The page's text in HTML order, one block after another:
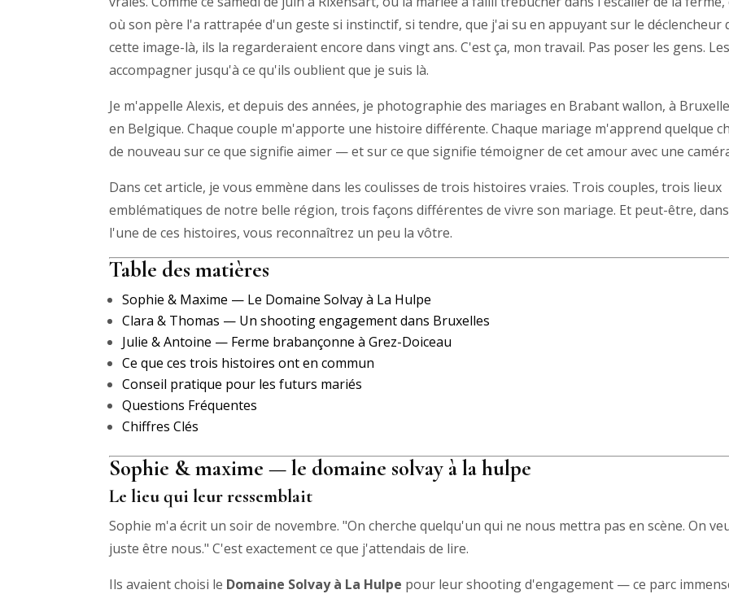
où son père l'a rattrapée d'un geste si instinctif, si tendre, que j'ai su en appuyant sur le déclencheur
cette image-là, ils la regarderaient encore dans vingt ans. C'est ça, mon travail. Pas poser les gens. Les
accompagner jusqu'à ce qu'ils oublient que je suis là.
Je m'appelle Alexis, et depuis des années, je photographie des mariages en Brabant wallon, à
en Belgique. Chaque couple m'apporte une histoire différente. Chaque mariage m'apprend quelque
de nouveau sur ce que signifie aimer — et sur ce que signifie témoigner de cet amour avec une
Dans cet article, je vous emmène dans les coulisses de trois histoires vraies. Trois couples, trois lieux
emblématiques de notre belle région, trois façons différentes de vivre son mariage. Et peut-être, dans
l'une de ces histoires, vous reconnaîtrez un peu la vôtre.
Table des matières
Sophie & Maxime — Le Domaine Solvay à La Hulpe
Clara & Thomas — Un shooting engagement dans Bruxelles
Julie & Antoine — Ferme brabançonne à Grez-Doiceau
Ce que ces trois histoires ont en commun
Conseil pratique pour les futurs mariés
Questions Fréquentes
Chiffres Clés
Sophie & maxime — le domaine solvay à la hulpe
Le lieu qui leur ressemblait
Sophie m'a écrit un soir de novembre. "On cherche quelqu'un qui ne nous mettra pas en scène. On
juste être nous." C'est exactement ce que j'attendais de lire.
Ils avaient choisi le Domaine Solvay à La Hulpe pour leur shooting d'engagement — ce parc